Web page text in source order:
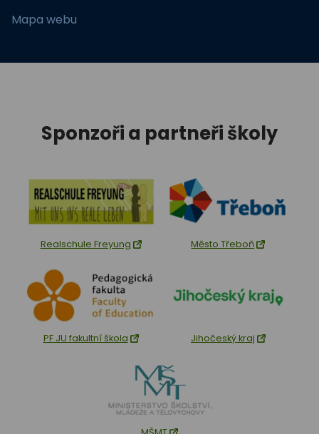
Mapa webu
Sponzoři a partneři školy
Realschule Freyung Město Třeboň
PF JU fakultní škola Jihočeský kraj